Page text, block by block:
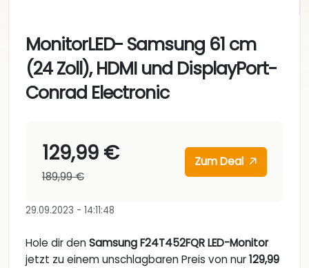
MonitorLED- Samsung 61 cm
(24 Zoll), HDMI und DisplayPort-
Conrad Electronic
129,99 €
189,99 €
Zum Deal
29.09.2023 - 14:11:48
Hole dir denSamsung F24T452FQR LED-Monitor
jetzt zu einem unschlagbaren Preis von nur129,99